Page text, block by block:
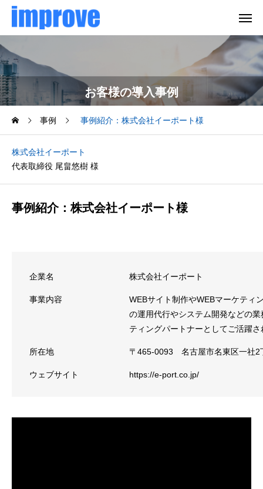
お客様の導入事例
事例 事例紹介：株式会社イーポート様
株式会社イーポート
代表取締役 尾畠悠樹 様
事例紹介：株式会社イーポート様
企業名 株式会社イーポート
事業内容
WEBサイト制作やWEBマーケティ
の運用代行やシステム開発などの
ティングパートナーとしてご活躍
所在地 〒465-0093 名古屋市名東区一社2
ウェブサイト https://e-port.co.jp/